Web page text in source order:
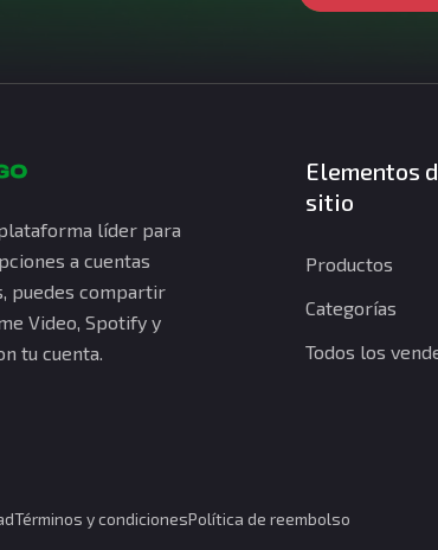
líder para
a cuentas
puedes compartir
Video, Spotify y
tu cuenta.
Elementos
sitio
Productos
Categorías
Todos los
Términos y condicionesPolítica de reembolso